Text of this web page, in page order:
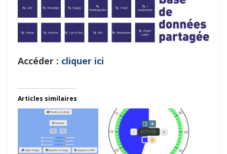
Accéder : cliquer ici
Articles similaires